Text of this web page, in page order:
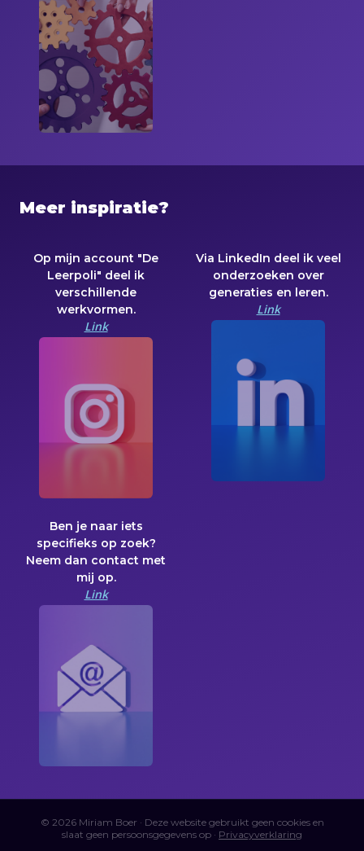
Meer inspiratie?
Op mijn account "De
Leerpoli" deel ik
verschillende
werkvormen.
Link
Via LinkedIn deel ik veel
onderzoeken over
generaties en leren.
Link
Ben je naar iets
specifieks op zoek?
Neem dan contact met
mij op.
Link
© 2026 Miriam Boer · Deze website gebruikt geen cookies en
slaat geen persoonsgegevens op · Privacyverklaring